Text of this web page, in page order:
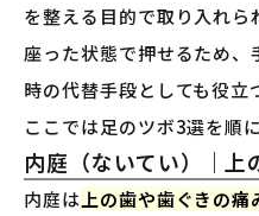
を整える目的で取り入れら
座った状態で押せるため
時の代替手段としても役立
ここでは足のツボ3選を順
内庭（ないてい）｜
内庭は 上の歯や歯ぐきの